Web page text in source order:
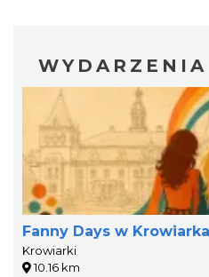
Fanny Days w
Krowiarki
10.16 km